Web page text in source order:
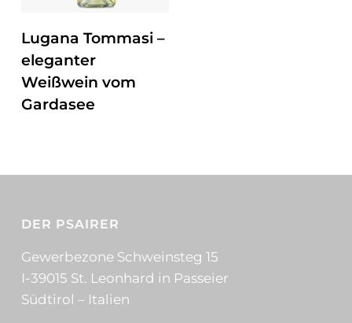
Lugana Tommasi –
eleganter
Weißwein vom
Gardasee
DER PSAIRER
Gewerbezone Schweinsteg 15
I-39015 St. Leonhard in Passeier
Südtirol – Italien